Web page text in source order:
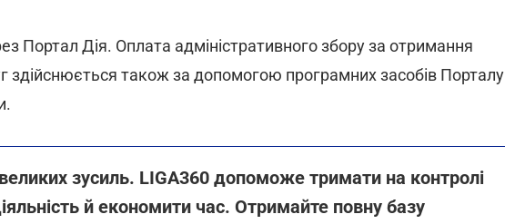
Портал Дія. Оплата адміністративного збору за отримання
здійснюється також за допомогою програмних засобів Порталу
зусиль. LIGA360 допоможе тримати на контролі
й економити час. Отримайте повну базу